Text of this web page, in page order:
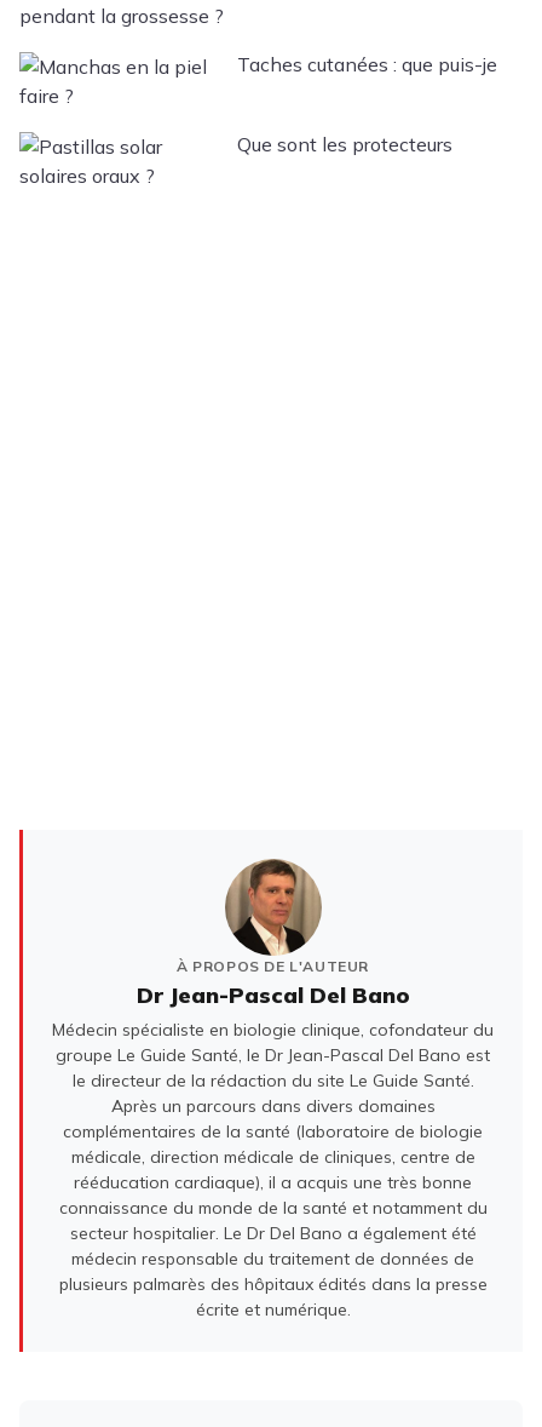
pendant la grossesse ?
Taches cutanées : que puis-je
faire ?
Que sont les protecteurs
solaires oraux ?
À PROPOS DE L'AUTEUR
Dr Jean-Pascal Del Bano
Médecin spécialiste en biologie clinique, cofondateur du
groupe Le Guide Santé, le Dr Jean-Pascal Del Bano est
le directeur de la rédaction du site Le Guide Santé.
Après un parcours dans divers domaines
complémentaires de la santé (laboratoire de biologie
médicale, direction médicale de cliniques, centre de
rééducation cardiaque), il a acquis une très bonne
connaissance du monde de la santé et notamment du
secteur hospitalier. Le Dr Del Bano a également été
médecin responsable du traitement de données de
plusieurs palmarès des hôpitaux édités dans la presse
écrite et numérique.